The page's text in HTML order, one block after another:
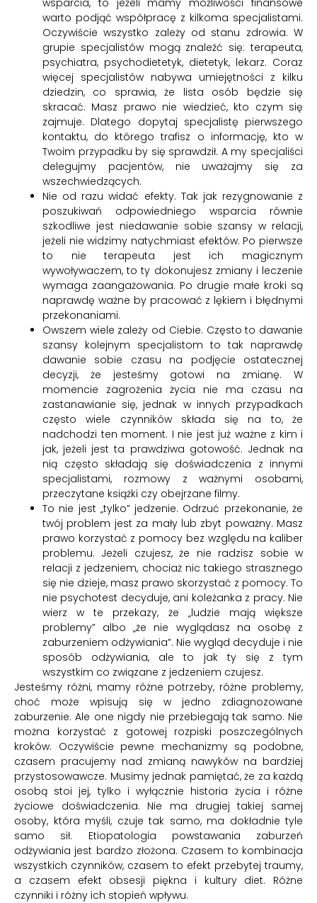
warto podjąć współpracę z kilkoma specjalistami.
Oczywiście wszystko zależy od stanu zdrowia. W
grupie specjalistów mogą znaleźć się: terapeuta,
psychiatra, psychodietetyk, dietetyk, lekarz. Coraz
więcej specjalistów nabywa umiejętności z kilku
dziedzin, co sprawia, że lista osób będzie się
skracać. Masz prawo nie wiedzieć, kto czym się
zajmuje. Dlatego dopytaj specjalistę pierwszego
kontaktu, do którego trafisz o informację, kto w
Twoim przypadku by się sprawdził. A my specjaliści
delegujmy pacjentów, nie uważajmy się za
wszechwiedzących.
Nie od razu widać efekty. Tak jak rezygnowanie z
poszukiwań odpowiedniego wsparcia równie
szkodliwe jest niedawanie sobie szansy w relacji,
jeżeli nie widzimy natychmiast efektów. Po pierwsze
to nie terapeuta jest ich magicznym
wywoływaczem, to ty dokonujesz zmiany i leczenie
wymaga zaangażowania. Po drugie małe kroki są
naprawdę ważne by pracować z lękiem i błędnymi
przekonaniami.
Owszem wiele zależy od Ciebie. Często to dawanie
szansy kolejnym specjalistom to tak naprawdę
dawanie sobie czasu na podjęcie ostatecznej
decyzji, że jesteśmy gotowi na zmianę. W
momencie zagrożenia życia nie ma czasu na
zastanawianie się, jednak w innych przypadkach
często wiele czynników składa się na to, że
nadchodzi ten moment. I nie jest już ważne z kim i
jak, jeżeli jest ta prawdziwa gotowość. Jednak na
nią często składają się doświadczenia z innymi
specjalistami, rozmowy z ważnymi osobami,
przeczytane książki czy obejrzane filmy.
To nie jest „tylko” jedzenie. Odrzuć przekonanie, że
twój problem jest za mały lub zbyt poważny. Masz
prawo korzystać z pomocy bez względu na kaliber
problemu. Jeżeli czujesz, że nie radzisz sobie w
relacji z jedzeniem, chociaż nic takiego strasznego
się nie dzieje, masz prawo skorzystać z pomocy. To
nie psychotest decyduje, ani koleżanka z pracy. Nie
wierz w te przekazy, że „ludzie mają większe
problemy” albo „że nie wyglądasz na osobę z
zaburzeniem odżywiania”. Nie wygląd decyduje i nie
sposób odżywiania, ale to jak ty się z tym
wszystkim co związane z jedzeniem czujesz.
Jesteśmy różni, mamy różne potrzeby, różne problemy,
choć może wpisują się w jedno zdiagnozowane
zaburzenie. Ale one nigdy nie przebiegają tak samo. Nie
można korzystać z gotowej rozpiski poszczególnych
kroków. Oczywiście pewne mechanizmy są podobne,
czasem pracujemy nad zmianą nawyków na bardziej
przystosowawcze. Musimy jednak pamiętać, że za każdą
osobą stoi jej, tylko i wyłącznie historia życia i różne
życiowe doświadczenia. Nie ma drugiej takiej samej
osoby, która myśli, czuje tak samo, ma dokładnie tyle
samo sił. Etiopatologia powstawania zaburzeń
odżywiania jest bardzo złożona. Czasem to kombinacja
wszystkich czynników, czasem to efekt przebytej traumy,
a czasem efekt obsesji piękna i kultury diet. Różne
czynniki i różny ich stopień wpływu.